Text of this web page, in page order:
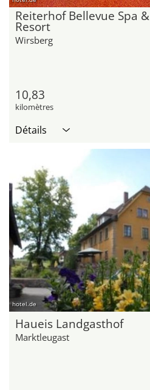
Reiterhof Bellevue Spa &
Resort
Wirsberg
10,83
kilomètres
Détails
hotel.de
Haueis Landgasthof
Marktleugast